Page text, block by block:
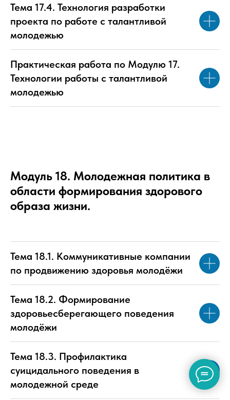
Тема 17.4. Технология разработки
проекта по работе с талантливой
молодежью
Практическая работа по Модулю 17.
Технологии работы с талантливой
молодежью
Модуль 18. Молодежная политика в
области формирования здорового
образа жизни.
Тема 18.1. Коммуникативные компании
по продвижению здоровья молодёжи
Тема 18.2. Формирование
здоровьесберегающего поведения
молодёжи
Тема 18.3. Профилактика
суицидального поведения в
молодежной среде